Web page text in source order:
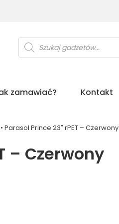
Wyszukiwarka
produktów
zamawiać? Kontakt
• Parasol Prince 23″ rPET – Czerwony
– Czerwony